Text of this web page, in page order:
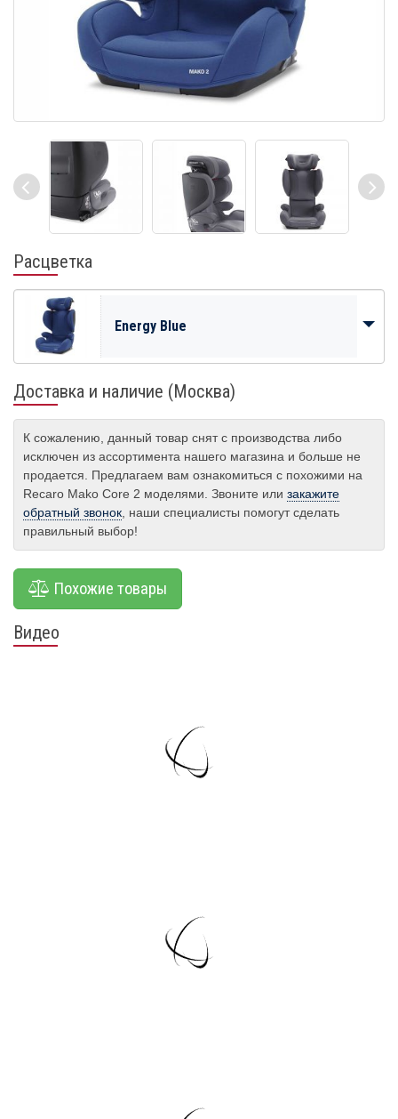
Расцветка
Energy Blue
Доставка и наличие (Москва)
К сожалению, данный товар снят с производства либо
исключен из ассортимента нашего магазина и больше не
продается. Предлагаем вам ознакомиться с похожими на
Recaro Mako Core 2 моделями. Звоните или закажите
обратный звонок, наши специалисты помогут сделать
правильный выбор!
Похожие товары
Видео